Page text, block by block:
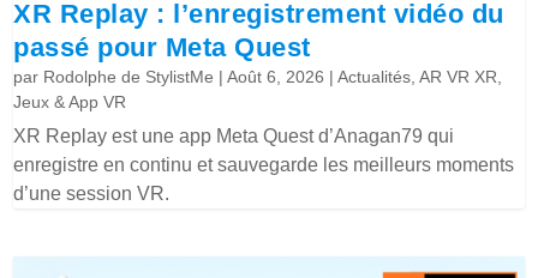
XR Replay : l’enregistrement vidéo du
passé pour Meta Quest
par Rodolphe de StylistMe |Août 6, 2026 |Actualités ,AR VR XR
Jeux & App VR
XR Replay est une app Meta Quest d’Anagan79 qui
enregistre en continu et sauvegarde les meilleurs moments
d’une session VR.